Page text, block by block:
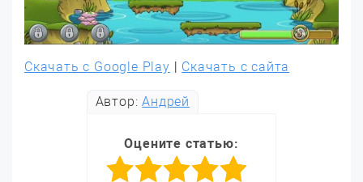
Скачать с Google Play | Скачать с сайта
Автор:Андрей
Оцените статью: